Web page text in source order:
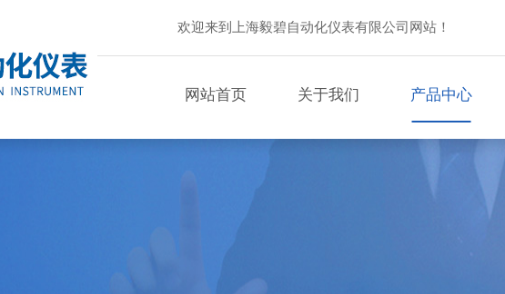
欢迎来到上海毅碧自动化仪表有限公司网站！
网站首页 关于我们 产品中心